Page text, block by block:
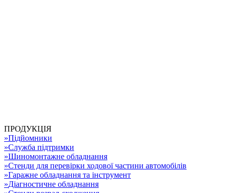
ПРОДУКЦІЯ
»Підйомники
»Служба підтримки
»Шиномонтажне обладнання
»Стенди для перевірки ходової частини автомобілів
»Гаражне обладнання та інструмент
»Діагностичне обладнання